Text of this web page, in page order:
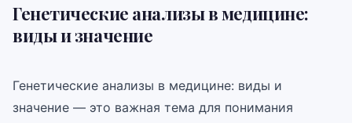
Генетические анализы в медицине:
виды и значение
Генетические анализы в медицине: виды и
значение — это важная тема для понимания